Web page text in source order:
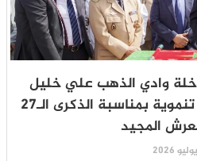
وادي الذهب علي خليل
يعطي انطلاقة مشاريع تنموية بمناسبة الذكرى الـ27
المجيد